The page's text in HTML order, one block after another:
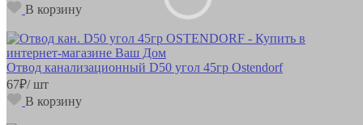
В корзину
Отвод канализационный D50 угол 45гр Ostendorf
67₽/ шт
В корзину